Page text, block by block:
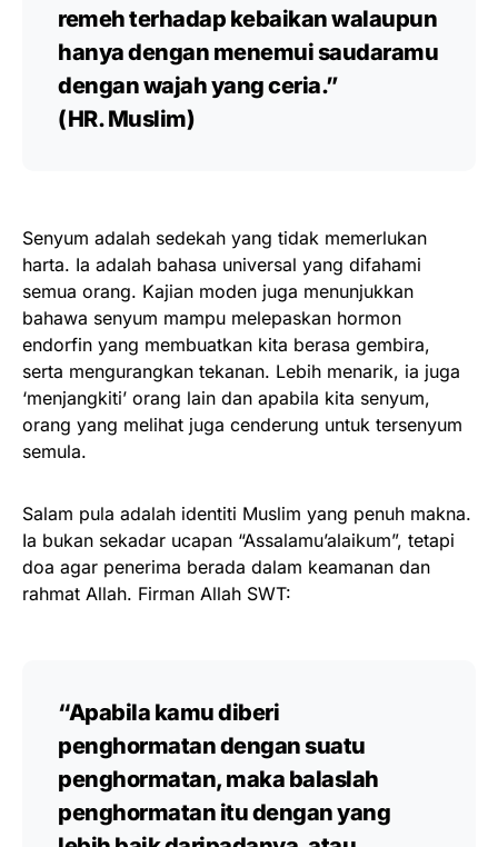
remeh terhadap kebaikan walaupun
hanya dengan menemui saudaramu
dengan wajah yang ceria.”
(HR. Muslim)
Senyum adalah sedekah yang tidak memerlukan
harta. Ia adalah bahasa universal yang difahami
semua orang. Kajian moden juga menunjukkan
bahawa senyum mampu melepaskan hormon
endorfin yang membuatkan kita berasa gembira,
serta mengurangkan tekanan. Lebih menarik, ia juga
‘menjangkiti’ orang lain dan apabila kita senyum,
orang yang melihat juga cenderung untuk tersenyum
semula.
Salam pula adalah identiti Muslim yang penuh makna.
Ia bukan sekadar ucapan “Assalamu’alaikum”, tetapi
doa agar penerima berada dalam keamanan dan
rahmat Allah. Firman Allah SWT:
“Apabila kamu diberi
penghormatan dengan suatu
penghormatan, maka balaslah
penghormatan itu dengan yang